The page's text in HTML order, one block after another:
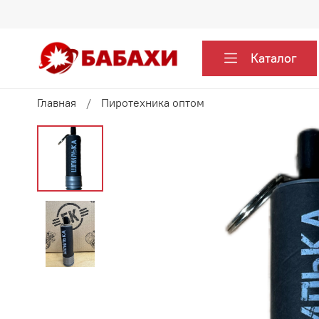
Каталог
Главная Пиротехника оптом